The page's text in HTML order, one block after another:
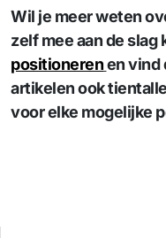
Wil je meer weten
zelf mee aan de slag
positionerenen vind
artikelen ook
voor elke mogelijke